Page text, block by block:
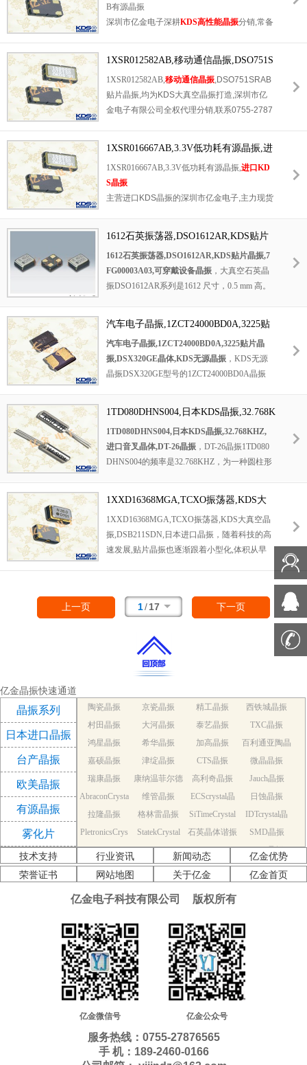
产品领域,GPS全球定位系统,智能手机,WiMAX
和蜂窝和无线通信等产品,符合RoHS/无铅.
B有源晶振
深圳市亿金电子深耕KDS高性能晶振分销,常备
抖动,低EMI输出,有效抑制射频干扰,助力设备
通过电磁兼容认证,耐受户外,车载机舱高低温
颠簸工况.窄公差±20~±100ppm可选,满足高速
数字设备严苛时序需求,四引脚标准焊盘兼容全
率,散热稳定,适配紧凑型模组设计.广泛应用无
集终端.每批次附带原厂出厂检测报告,常备现
货快速发货,长期为通信,工业设备厂商稳定供
货.
1XSR012582AB,移动通信晶振,DSO751S
RAB贴片晶振
1XSR012582AB, 移动通信晶振 ,DSO751SRAB
贴片晶振,均为KDS大真空晶振打造,深圳市亿
金电子有限公司全权代理分销,联系0755-2787
通过率高,低抖动特性保障高速通信数据传输无
误码,三态使能脚方便多路通信时钟切换管控.
广泛应用5G微基站,工业无线数传,车载T-BOX,
宽带通信设备,智能物联网终端.原厂原装每批
为通信方案商,模组厂商稳定供货.
1XSR016667AB,3.3V低功耗有源晶振,进
口KDS晶振
1XSR016667AB,3.3V低功耗有源晶振, 进口KD
S晶振
主营进口KDS晶振的深圳市亿金电子,主力现货
3V低功耗有源晶振通用电压适配市面绝大多数
主控芯片,待机功耗表现突出,延长设备续航.精
度±50ppm,7050金属密封结构隔绝水汽粉尘,
抗干扰能力强,不易出现时序偏移,搜星卡顿等
载电子,GNSS导航,便携检测设备,智能家居控
提供电路调试,选型支持,大小订单均可承接,交
期稳定.
1612石英振荡器,DSO1612AR,KDS贴片
晶振,7FG00003A03,可穿戴设备晶振
1612石英振荡器,DSO1612AR,KDS贴片晶振,7
FG00003A03,可穿戴设备晶振 ，大真空石英晶
振DSO1612AR系列是1612 尺寸，0.5 mm 高。
AEC-Q200 标准（选项：相当于 AEC-Q10
0），电源电压 ： 1.8V/2.5V/2.8V/3.0V/3.3V，
可用频率范围 ： 0.584375 至 80MHz，通过使
用 AT cut 基波谐振器，可提供高达 80MHz 的
该石英晶体振荡器应用于个人电脑、DSC、D
AX，蓝牙，游戏设备，汽车多媒体设备，可
穿戴设备。
汽车电子晶振,1ZCT24000BD0A,3225贴
片晶振,DSX320GE晶体,KDS无源晶振
汽车电子晶振,1ZCT24000BD0A,3225贴片晶
振,DSX320GE晶体,KDS无源晶振 ，KDS无源
晶振DSX320GE型号的1ZCT24000BD0A晶振
振。该KDS晶振具有优异的耐热性、高精度和
高可靠性，提高焊点的热循环耐久性：经过30
00次热循环测试“-40°C，+125°C”，符合AEC-
Q200标准，应用于ECU（发动机、车身工作控
是汽车电子晶振。3225 贴片晶振是市场上最常
石英晶体振荡器，均是被公认最适合在汽车电
子上的产品， 3.2x2.5mm 贴片晶振在极端严酷
的环境条件下也能发挥稳定的起振特性，本身
具有耐热、耐振、耐冲击等优良的耐环境特
1TD080DHNS004,日本KDS晶振,32.768K
HZ,进口音叉晶体,DT-26晶振
1TD080DHNS004,日本KDS晶振,32.768KHZ,
进口音叉晶体,DT-26晶振 ，DT-26晶振1TD080
DHNS004的频率是32.768KHZ，为一种圆柱形
该产品是以手表用为首，从产业机器到民生，
家电产品作为手表（功能）用振子，广泛使用
的低消耗电力振子。插件石英晶振最适合用于
比较低端的电子产品，比如儿童玩具、普通家
U时钟信号发生源部分，好比时钟单片机上的
石英晶振，在极端严酷的环境条件下，晶振也
性、耐热循环性和耐振性等的高可靠性能。
1XXD16368MGA,TCXO振荡器,KDS大
真空晶振,DSB211SDN,日本进口晶振
1XXD16368MGA,TCXO振荡器,KDS大真空晶
振,DSB211SDN,日本进口晶振，随着科技的高
速发展,贴片晶振也逐渐跟着小型化,体积从早
定性能。1XXD16368MGA 为日本进口晶振，
DSB211SDN系列，该晶振的频率是16.368MH
KDS大真空晶振支持低电压，低相位噪音，单
体结构，多用于手机、GPS/GNSS、工业用无
线通信设备等。
上一页 1/17 下一页
亿金晶振快速通道
晶振系列
日本进口晶振
台产晶振
欧美晶振
有源晶振
雾化片
陶瓷晶振 京瓷晶振 精工晶振
西铁城晶振
村田晶振
大河晶振 泰艺晶振
TXC晶振
鸿星晶振
希华晶振 加高晶振
百利通亚陶晶
振
嘉硕晶振 津绽晶振 CTS晶振
微晶晶振
瑞康晶振
康纳温菲尔德
晶振
高利奇晶振
Jauch晶振
AbraconCrysta
l晶振
维管晶振
ECScrystal晶
振
日蚀晶振
拉隆晶振
格林雷晶振
SiTimeCrystal
晶振
IDTcrystal晶
振
PletronicsCrys
tal晶振
StatekCrystal
晶振
石英晶体谐振
器
SMD晶振
KDS Quartz cr
ystal
NDK Quartz c
rystal
EPSON Quart
z crystal
AEK晶振
AEL晶振
Cardinal晶振 Crystek晶振
Euroquartz晶
振
KVG晶振
MMDCOMP
MtronPTI晶振
QuartzCom晶
振
QuartzChnik
SUNTSU晶振
Transko晶振
WI2WI晶振
富士晶振
MERCURY晶
振
韩国三呢晶振
ITTI晶振 ACT晶振
Lihom晶振
rubyquartz晶
Oscilent晶振
SHINSUNG
晶振
SMI晶振 PDI晶振
C-TECH晶振
Microchip晶
NIC晶振
QVS晶振 Bomar晶振
技术支持 行业资讯 新闻动态
亿金优势
荣誉证书
网站地图 关于亿金 亿金首页
亿金电子科技有限公司 版权所有
亿金微信号 亿金公众号
服务热线：0755-27876565
手 机：189-2460-0166